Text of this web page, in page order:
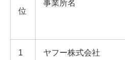
位
事業所名
1 ヤフー株式会社